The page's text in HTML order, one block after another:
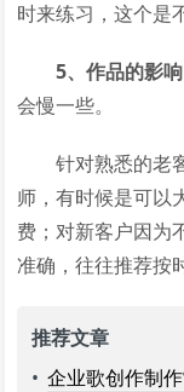
时来练习，这个是
5、作品的影响
会慢一些。
针对熟悉的老客
师，有时候是可以
费；对新客户因为
准确，往往推荐按
推荐文章
• 企业歌创作制作常